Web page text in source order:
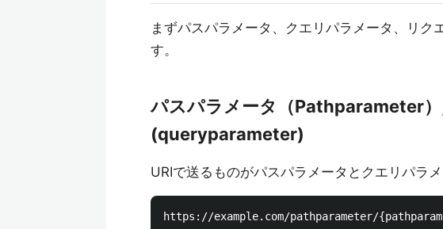
まずパスパラメータ、クエリパラメータ、リク
す。
パスパラメータ（Pathparameter
(queryparameter)
URIで送るものがパスパラメータとクエリパラメ